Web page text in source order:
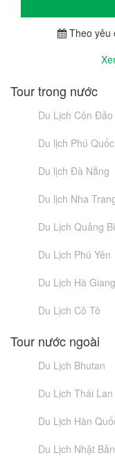
Theo yêu
Tour trong nước
Du Lịch Côn Đảo
Du lịch Phú Quốc
Du lịch Đà Nẵng
Du lịch Nha
Du Lịch Quảng
Du Lịch Phú Yên
Du Lịch Hà Giang
Du Lịch Cô Tô
Tour nước ngoài
Du Lịch Bhutan
Du Lịch Thái Lan
Du Lịch Hàn
Du Lịch Nhật Bản